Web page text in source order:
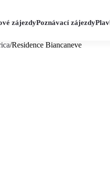
zájezdyPoznávací zájezdy
/Residence Biancaneve